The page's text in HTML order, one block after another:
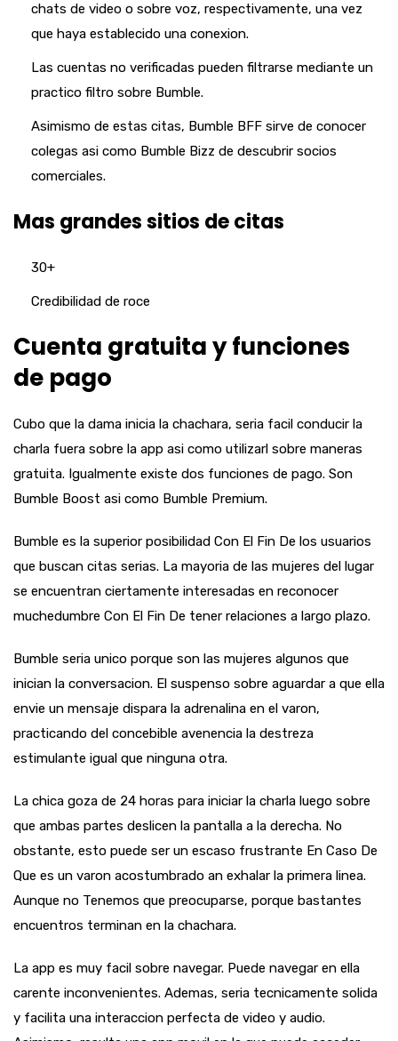
chats de video o sobre voz, respectivamente, una vez
que haya establecido una conexion.
Las cuentas no verificadas pueden filtrarse mediante un
practico filtro sobre Bumble.
Asimismo de estas citas, Bumble BFF sirve de conocer
colegas asi­ como Bumble Bizz de descubrir socios
comerciales.
Mas grandes sitios de citas
30+
Credibilidad de roce
Cuenta gratuita y funciones
de pago
Cubo que la dama inicia la chachara, seri­a facil conducir la
charla fuera sobre la app asi­ como utilizarl sobre maneras
gratuita. Igualmente existe dos funciones de pago. Son
Bumble Boost asi­ como Bumble Premium.
Bumble es la superior posibilidad Con El Fin De los usuarios
que buscan citas serias. La mayoria de las mujeres del lugar
se encuentran ciertamente interesadas en reconocer
muchedumbre Con El Fin De tener relaciones a largo plazo.
Bumble seri­a unico porque son las mujeres algunos que
inician la conversacion. El suspenso sobre aguardar a que ella
envie un mensaje dispara la adrenalina en el varon,
practicando del concebible avenencia la destreza
estimulante igual que ninguna otra.
La chica goza de 24 horas para iniciar la charla luego sobre
que ambas partes deslicen la pantalla a la derecha. No
obstante, esto puede ser un escaso frustrante En Caso De
Que es un varon acostumbrado an exhalar la primera linea.
Aunque no Tenemos que preocuparse, porque bastantes
encuentros terminan en la chachara.
La app es muy facil sobre navegar. Puede navegar en ella
carente inconvenientes. Ademas, seri­a tecnicamente solida
y facilita una interaccion perfecta de video y audio.